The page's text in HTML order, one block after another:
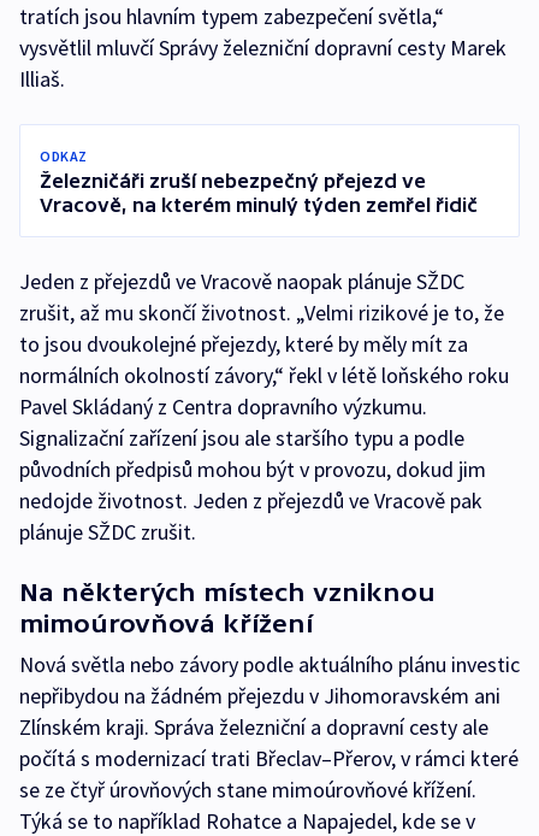
tratích jsou hlavním typem zabezpečení světla,“
vysvětlil mluvčí Správy železniční dopravní cesty Marek
Illiaš.
ODKAZ
Železničáři zruší nebezpečný přejezd ve
Vracově, na kterém minulý týden zemřel řidič
Jeden z přejezdů ve Vracově naopak plánuje SŽDC
zrušit, až mu skončí životnost. „Velmi rizikové je to, že
to jsou dvoukolejné přejezdy, které by měly mít za
normálních okolností závory,“ řekl v létě loňského roku
Pavel Skládaný z Centra dopravního výzkumu.
Signalizační zařízení jsou ale staršího typu a podle
původních předpisů mohou být v provozu, dokud jim
nedojde životnost. Jeden z přejezdů ve Vracově pak
plánuje SŽDC zrušit.
Na některých místech vzniknou
mimoúrovňová křížení
Nová světla nebo závory podle aktuálního plánu investic
nepřibydou na žádném přejezdu v Jihomoravském ani
Zlínském kraji. Správa železniční a dopravní cesty ale
počítá s modernizací trati Břeclav–Přerov, v rámci které
se ze čtyř úrovňových stane mimoúrovňové křížení.
Týká se to například Rohatce a Napajedel, kde se v